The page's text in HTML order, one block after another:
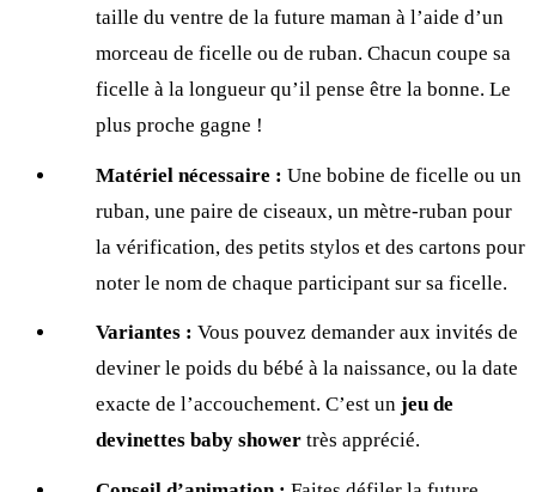
taille du ventre de la future maman à l’aide d’un
morceau de ficelle ou de ruban. Chacun coupe sa
ficelle à la longueur qu’il pense être la bonne. Le
plus proche gagne !
Matériel nécessaire : Une bobine de ficelle ou un
ruban, une paire de ciseaux, un mètre-ruban pour
la vérification, des petits stylos et des cartons pour
noter le nom de chaque participant sur sa ficelle.
Variantes : Vous pouvez demander aux invités de
deviner le poids du bébé à la naissance, ou la date
exacte de l’accouchement. C’est un jeu de
devinettes baby shower très apprécié.